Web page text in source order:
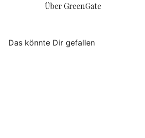
Über GreenGate
Das könnte Dir gefallen